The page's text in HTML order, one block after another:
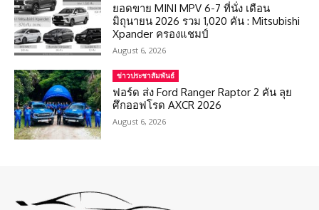
ยอดขาย MINI MPV 6-7 ที่นั่ง เดือน
มิถุนายน 2026 รวม 1,020 คัน : Mitsubishi
Xpander ครองแชมป์
August 6, 2026
ข่าวประชาสัมพันธ์
ฟอร์ด ส่ง Ford Ranger Raptor 2 คัน ลุย
ศึกออฟโรด AXCR 2026
August 6, 2026